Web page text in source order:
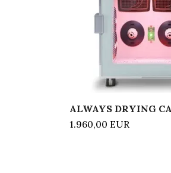
ALWAYS DRYING
1.960,00 EUR